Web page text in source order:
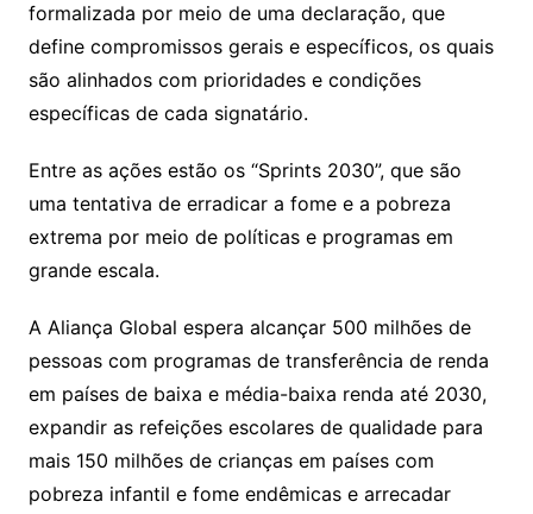
formalizada por meio de uma declaração, que
define compromissos gerais e específicos, os quais
são alinhados com prioridades e condições
específicas de cada signatário.
Entre as ações estão os “Sprints 2030”, que são
uma tentativa de erradicar a fome e a pobreza
extrema por meio de políticas e programas em
grande escala.
A Aliança Global espera alcançar 500 milhões de
pessoas com programas de transferência de renda
em países de baixa e média-baixa renda até 2030,
expandir as refeições escolares de qualidade para
mais 150 milhões de crianças em países com
pobreza infantil e fome endêmicas e arrecadar